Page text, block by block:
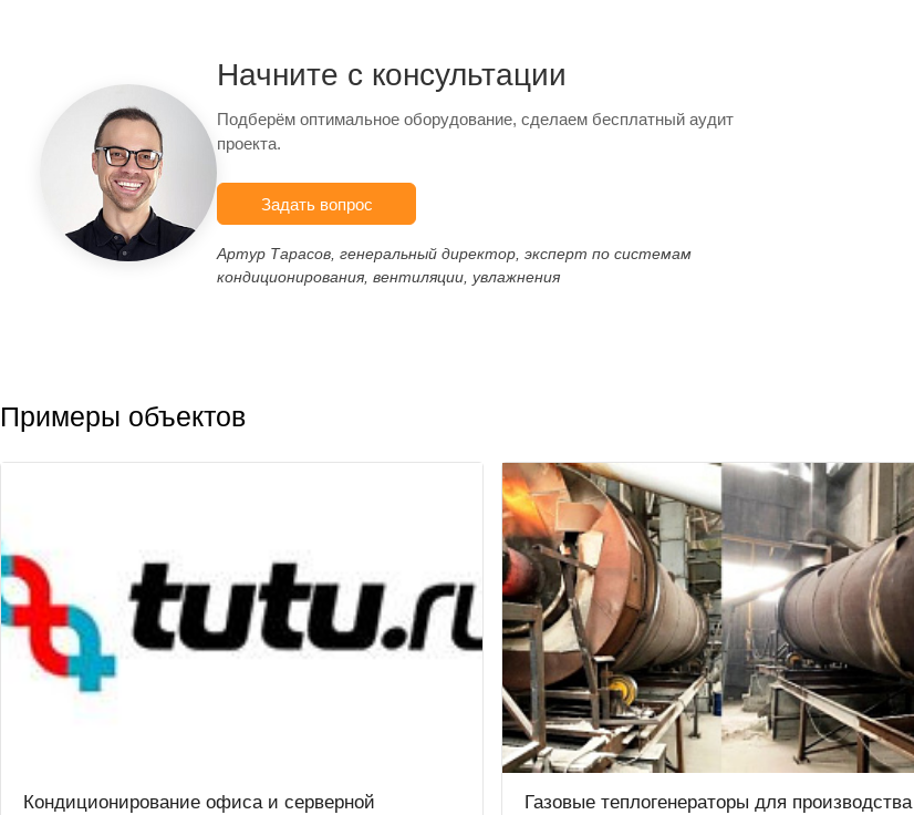
Начните с консультации
Подберём оптимальное оборудование, сделаем бесплатный аудит
проекта.
Задать вопрос
Артур Тарасов, генеральный директор, эксперт по системам
кондиционирования, вентиляции, увлажнения
Примеры объектов
Кондиционирование офиса и серверной
Газовые теплогенераторы для производства